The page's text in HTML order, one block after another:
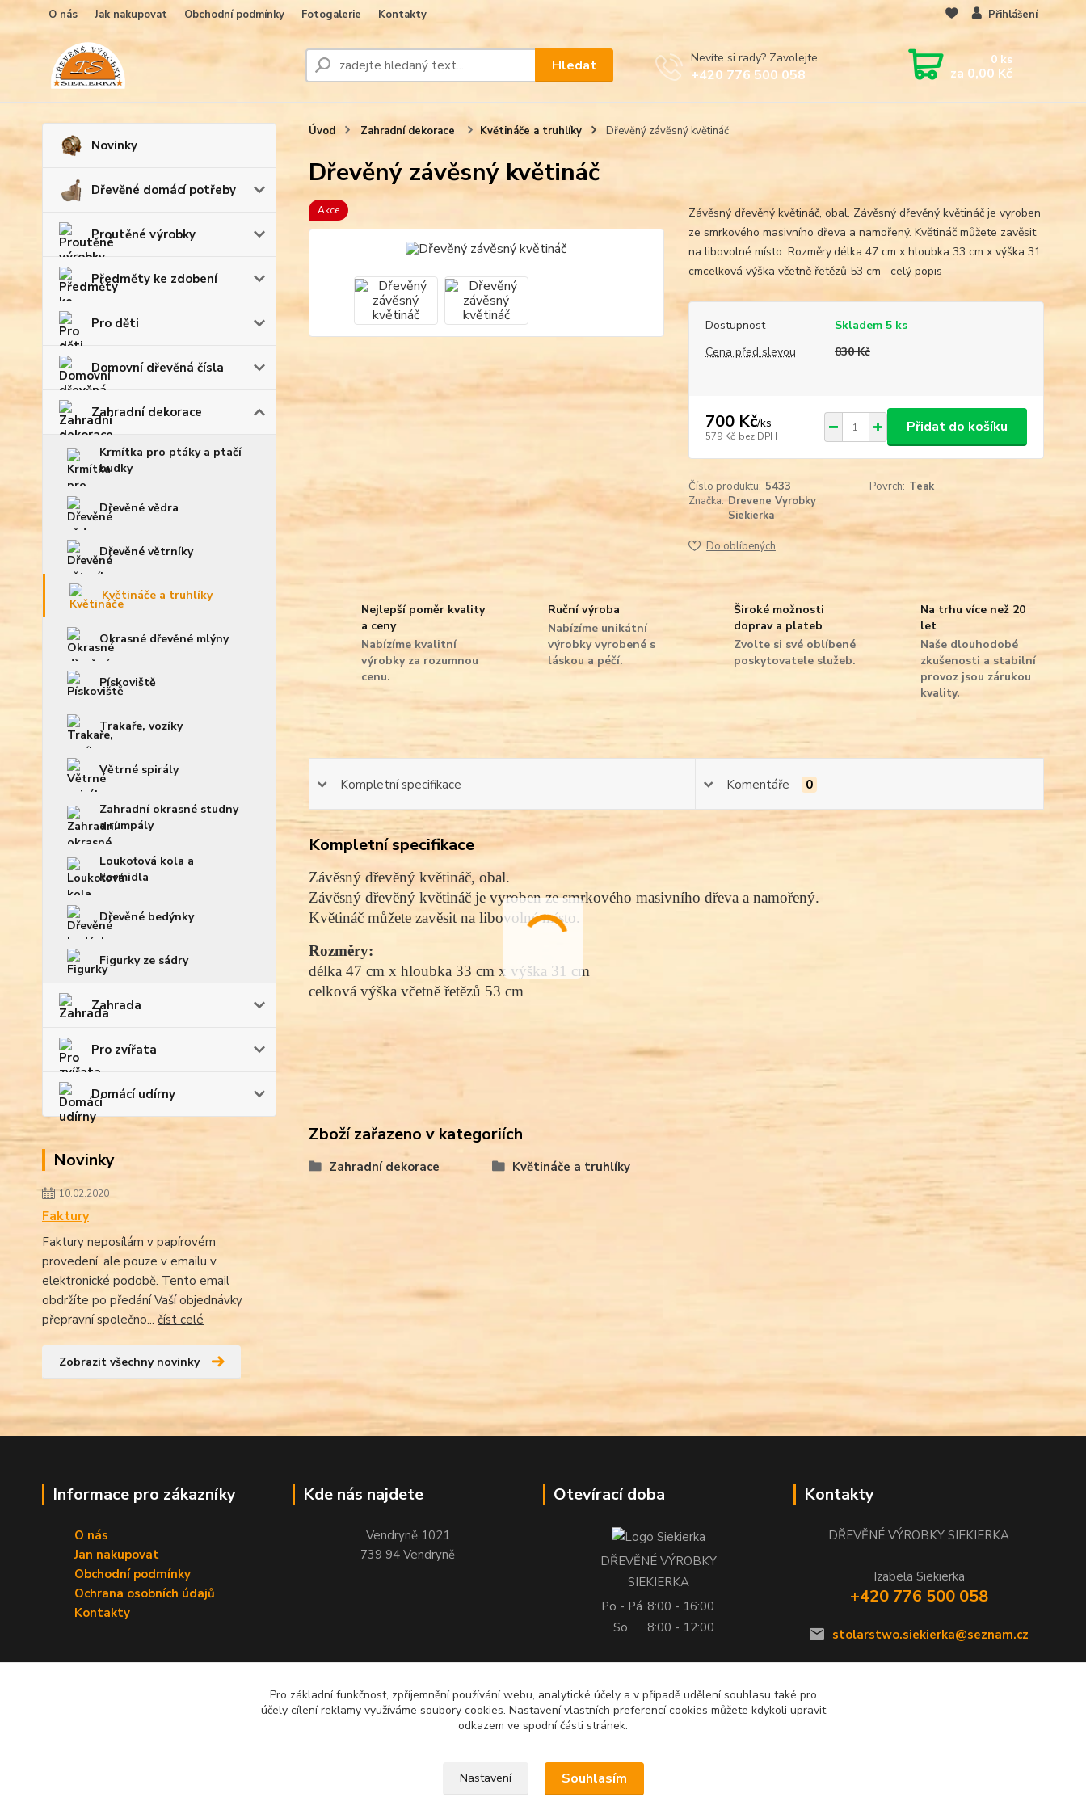
O nás Jak nakupovat Obchodní podmínky Fotogalerie Kontakty Přihlášení
Hledat Nevíte si rady? Zavolejte.
+420 776 500 058
0 ks
za 0,00 Kč
Novinky
Dřevěné domácí potřeby
Proutěné výrobky
Předměty ke zdobení
Pro děti
Domovní dřevěná čísla
Zahradní dekorace
Krmítka pro ptáky a ptačí
budky
Dřevěné vědra
Dřevěné větrníky
Květináče a truhlíky
Okrasné dřevěné mlýny
Pískoviště
Trakaře, vozíky
Větrné spirály
Zahradní okrasné studny
a rumpály
Loukoťová kola a
kormidla
Dřevěné bedýnky
Figurky ze sádry
Zahrada
Pro zvířata
Domácí udírny
Novinky
10.02.2020
Faktury
Faktury neposílám v papírovém
provedení, ale pouze v emailu v
elektronické podobě. Tento email
obdržíte po předání Vaší objednávky
přepravní společno... číst celé
Zobrazit všechny novinky
Úvod Zahradní dekorace Květináče a truhlíky Dřevěný závěsný květináč
Dřevěný závěsný květináč
Akce
Závěsný dřevěný květináč, obal. Závěsný dřevěný květináč je vyroben
ze smrkového masivního dřeva a namořený. Květináč můžete zavěsit
na libovolné místo. Rozměry:délka 47 cm x hloubka 33 cm x výška 31
cmcelková výška včetně řetězů 53 cm celý popis
Dostupnost
Skladem 5 ks
Cena před slevou
830 Kč
700 Kč/ks
579 Kč bez DPH
Přidat do košíku
Číslo produktu: 5433 Povrch: Teak
Značka: Drevene Vyrobky
Siekierka
Do oblíbených
Nejlepší poměr kvality
a ceny
Nabízíme kvalitní
výrobky za rozumnou
cenu.
Ruční výroba
Nabízíme unikátní
výrobky vyrobené s
láskou a péčí.
Široké možnosti
doprav a plateb
Zvolte si své oblíbené
poskytovatele služeb.
Na trhu více než 20
let
Naše dlouhodobé
zkušenosti a stabilní
provoz jsou zárukou
kvality.
Kompletní specifikace Komentáře 0
Kompletní specifikace
Závěsný dřevěný květináč, obal.
Závěsný dřevěný květináč je vyroben ze smrkového masivního dřeva a namořený.
Květináč můžete zavěsit na libovolné místo.
Rozměry:
délka 47 cm x hloubka 33 cm x výška 31 cm
celková výška včetně řetězů 53 cm
Zboží zařazeno v kategoriích
Zahradní dekorace Květináče a truhlíky
Informace pro zákazníky
O nás
Jan nakupovat
Obchodní podmínky
Ochrana osobních údajů
Kontakty
Kde nás najdete
Vendryně 1021
739 94 Vendryně
Otevírací doba
DŘEVĚNÉ VÝROBKY
SIEKIERKA
Po - Pá 8:00 - 16:00
So
8:00 - 12:00
Kontakty
DŘEVĚNÉ VÝROBKY SIEKIERKA
Izabela Siekierka
+420 776 500 058
stolarstwo.siekierka@seznam.cz
Pro základní funkčnost, zpříjemnění používání webu, analytické účely a v případě udělení souhlasu také pro
účely cílení reklamy využíváme soubory cookies. Nastavení vlastních preferencí cookies můžete kdykoli upravit
odkazem ve spodní části stránek.
Nastavení Souhlasím